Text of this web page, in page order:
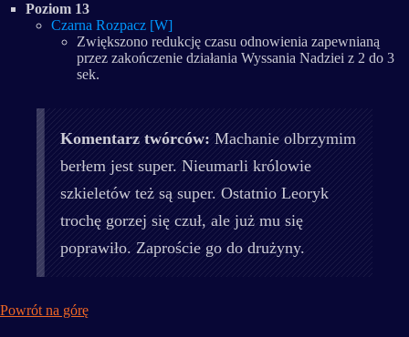
Poziom 13
Czarna Rozpacz [W]
Zwiększono redukcję czasu odnowienia zapewnianą
przez zakończenie działania Wyssania Nadziei z 2 do 3
sek.
Komentarz twórców: Machanie olbrzymim
berłem jest super. Nieumarli królowie
szkieletów też są super. Ostatnio Leoryk
trochę gorzej się czuł, ale już mu się
poprawiło. Zaproście go do drużyny.
Powrót na górę